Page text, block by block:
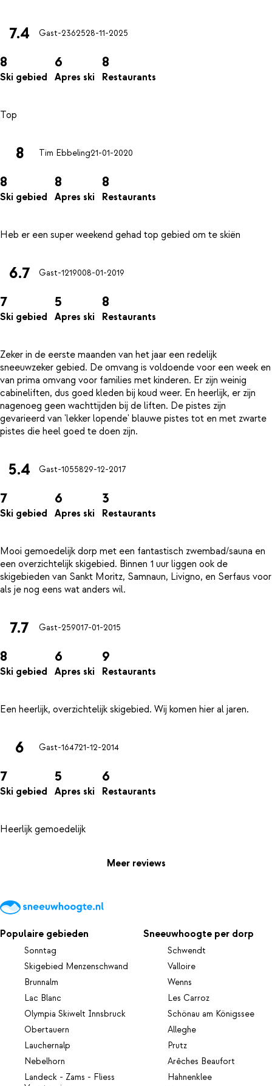
7.4 Gast-2362528-11-2025
8
Ski gebied
6
Apres ski
8
Restaurants
8 Tim Ebbeling21-01-2020
8
Ski gebied
8
Apres ski
8
Restaurants
6.7 Gast-1219008-01-2019
7
Ski gebied
5
Apres ski
8
Restaurants
Zeker in de eerste maanden van het jaar een redelijk
sneeuwzeker gebied. De omvang is voldoende voor een week en
van prima omvang voor families met kinderen. Er zijn weinig
cabineliften, dus goed kleden bij koud weer. En heerlijk, er zijn
nagenoeg geen wachttijden bij de liften. De pistes zijn
gevarieerd van 'lekker lopende' blauwe pistes tot en met zwarte
5.4 Gast-1055829-12-2017
7
Ski gebied
6
Apres ski
3
Restaurants
Mooi gemoedelijk dorp met een fantastisch zwembad/sauna en
een overzichtelijk skigebied. Binnen 1 uur liggen ook de
skigebieden van Sankt Moritz, Samnaun, Livigno, en Serfaus voor
7.7 Gast-259017-01-2015
8
Ski gebied
6
Apres ski
9
Restaurants
6 Gast-164721-12-2014
7
Ski gebied
5
Apres ski
6
Restaurants
Meer reviews
Populaire gebieden
Sonntag
Skigebied Menzenschwand
Brunnalm
Lac Blanc
Olympia Skiwelt Innsbruck
Obertauern
Lauchernalp
Nebelhorn
Landeck - Zams - Fliess
Sneeuwhoogte per dorp
Schwendt
Valloire
Wenns
Les Carroz
Schönau am Königssee
Alleghe
Prutz
Arêches Beaufort
Hahnenklee